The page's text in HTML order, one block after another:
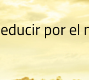
por el